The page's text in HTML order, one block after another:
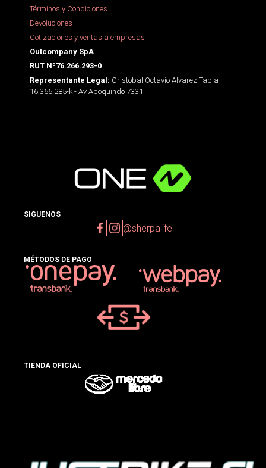
Términos y Condiciones
Devoluciones
Cotizaciones y ventas a empresas
Outcompany SpA
RUT Nº76.266.293-0
Representante Legal: Cristobal Octavio Alvarez Tapia -
16.366.285-k - Av Apoquindo 7331
SIGUENOS
@sherpalife
MÉTODOS DE PAGO
TIENDA OFICIAL